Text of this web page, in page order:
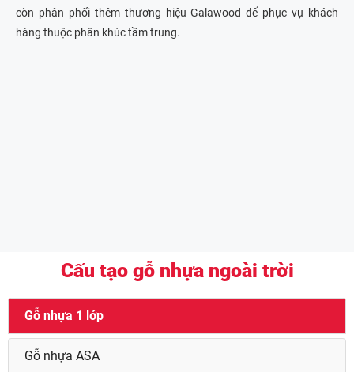
còn phân phối thêm thương hiệu Galawood để phục vụ khách
hàng thuộc phân khúc tầm trung.
Cấu tạo gỗ nhựa ngoài trời
Gỗ nhựa 1 lớp
Gỗ nhựa ASA